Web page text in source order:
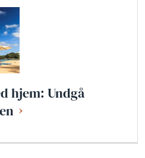
hjem: Undgå